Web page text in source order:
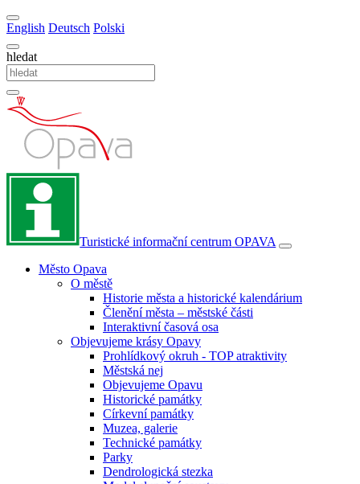
English Deutsch Polski
hledat
Turistické informační centrum OPAVA
Město Opava
O městě
Historie města a historické kalendárium
Členění města – městské části
Interaktivní časová osa
Objevujeme krásy Opavy
Prohlídkový okruh - TOP atraktivity
Městská nej
Objevujeme Opavu
Historické památky
Církevní památky
Muzea, galerie
Technické památky
Parky
Dendrologická stezka